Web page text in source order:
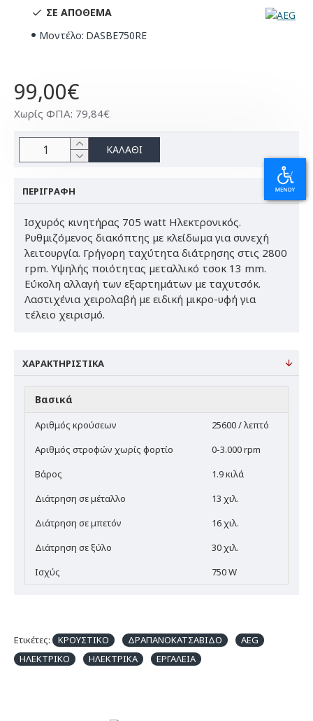
ΣΕ ΑΠΌΘΕΜΑ
Μοντέλο: DASBE750RE
99,00€
Χωρίς ΦΠΑ: 79,84€
ΚΑΛΆΘΙ
ΠΕΡΙΓΡΑΦΉ
Ισχυρός κινητήρας 705 watt Ηλεκτρονικός.
Ρυθμιζόμενος διακόπτης με κλείδωμα για συνεχή
λειτουργία. Γρήγορη ταχύτητα διάτρησης στις 2800
rpm. Υψηλής ποιότητας μεταλλικό τσοκ 13 mm.
Εύκολη αλλαγή των εξαρτημάτων με ταχυτσόκ.
Λαστιχένια χειρολαβή με ειδική μικρο-υφή για
τέλειο χειρισμό.
ΧΑΡΑΚΤΗΡΙΣΤΙΚΆ
Βασικά
Αριθμός κρούσεων
25600 / λεπτό
Αριθμός στροφών χωρίς φορτίο
0-3.000 rpm
Βάρος
1.9 κιλά
Διάτρηση σε μέταλλο
13 χιλ.
Διάτρηση σε μπετόν
16 χιλ.
Διάτρηση σε ξύλο
30 χιλ.
Ισχύς
750 W
Ετικέτες: ΚΡΟΥΣΤΙΚΟ ΔΡΑΠΑΝΟΚΑΤΣΑΒΙΔΟ
AEG
ΗΛΕΚΤΡΙΚΟ
ΗΛΕΚΤΡΙΚΑ ΕΡΓΑΛΕΙΑ